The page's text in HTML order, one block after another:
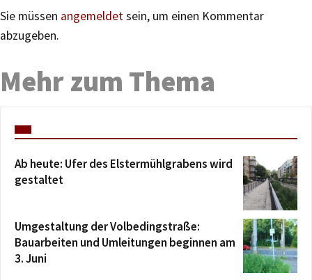
Sie müssen angemeldetsein, um einen Kommentar
abzugeben.
Mehr zum Thema
Ab heute: Ufer des Elstermühlgrabens wird
gestaltet
Umgestaltung der Volbedingstraße:
Bauarbeiten und Umleitungen beginnen am
3. Juni